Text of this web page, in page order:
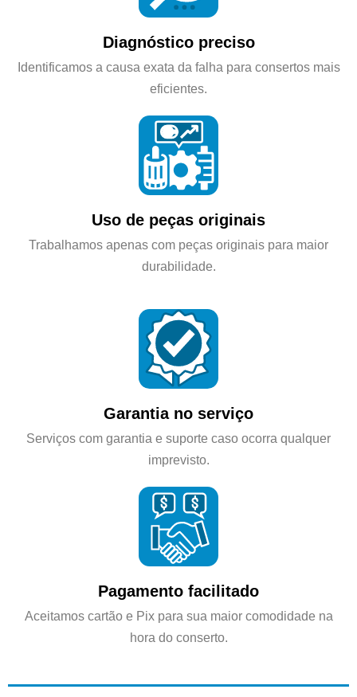
Diagnóstico preciso
Identificamos a causa exata da falha para consertos mais
eficientes.
Uso de peças originais
Trabalhamos apenas com peças originais para maior
durabilidade.
Garantia no serviço
Serviços com garantia e suporte caso ocorra qualquer
imprevisto.
Pagamento facilitado
Aceitamos cartão e Pix para sua maior comodidade na
hora do conserto.